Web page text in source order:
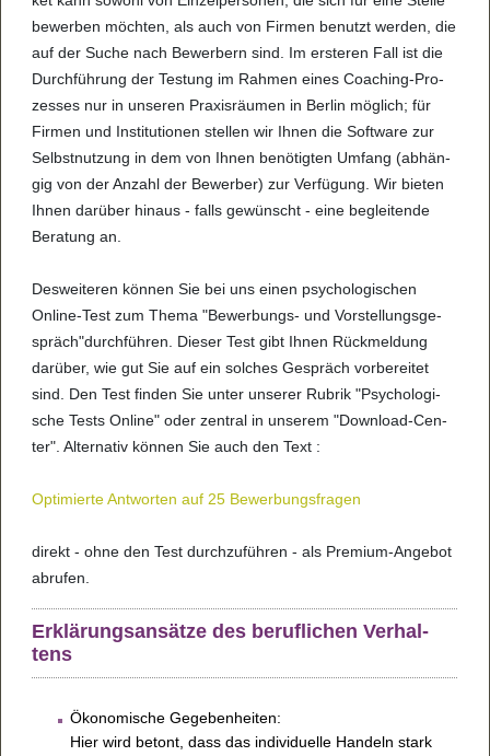
bewer­ben möch­ten, als auch von Fir­men benutzt wer­den, die
auf der Suche nach Bewer­bern sind. Im ers­te­ren Fall ist die
Durch­füh­rung der Tes­tung im Rah­men eines Coa­ching-Pro­
zes­ses nur in unse­ren Pra­xis­räu­men in Ber­lin mög­lich; für
Fir­men und Insti­tu­ti­o­nen stel­len wir Ihnen die Soft­ware zur
Selbst­nut­zung in dem von Ihnen benö­tig­ten Umfang (abhän­
gig von der Anzahl der Bewer­ber) zur Ver­fü­gung. Wir bie­ten
Ihnen dar­über hin­aus - falls gewünscht - eine beglei­tende
Bera­tung an.
Des­wei­te­ren kön­nen Sie bei uns einen psy­cho­lo­gi­schen
Online-Test zum Thema "Bewer­bungs- und Vor­stel­lungs­ge­
spräch"durch­füh­ren. Die­ser Test gibt Ihnen Rück­mel­dung
dar­über, wie gut Sie auf ein sol­ches Gespräch vor­be­rei­tet
sind. Den Test fin­den Sie unter unse­rer Rubrik "Psy­cho­lo­gi­
sche Tests Online" oder zen­tral in unse­rem "Dow­n­load-Cen­
ter". Alter­na­tiv kön­nen Sie auch den Text :
Opti­mierte Ant­wor­ten auf 25 Bewer­bungs­fra­gen
direkt - ohne den Test durch­zu­füh­ren - als Pre­mium-Ange­bot
abru­fen.
Erklä­rungs­an­sätze des beruf­li­chen Ver­hal­
tens
Öko­no­mi­sche Gege­ben­hei­ten:
Hier wird betont, dass das indi­vi­du­elle Han­deln stark